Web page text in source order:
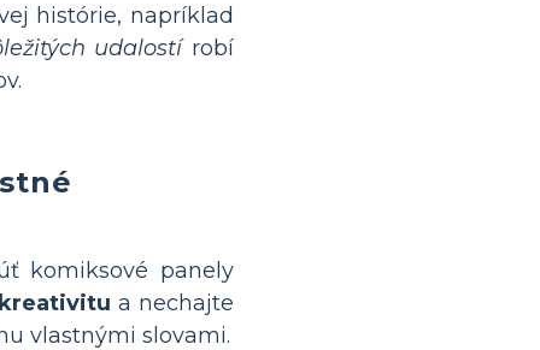
histórie, napríklad
udalostírobí
komiksové panely
a nechajte
vlastnými slovami.